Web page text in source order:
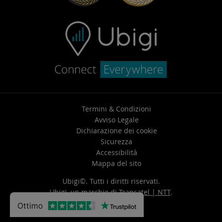
Termini & Condizioni
Avviso Legale
Dichiarazione dei cookie
Sicurezza
Accessibilità
Mappa del sito
Ubigi©. Tutti i diritti riservati.
Ubigi, un marchio diTransatel | NTT.
Ottimo